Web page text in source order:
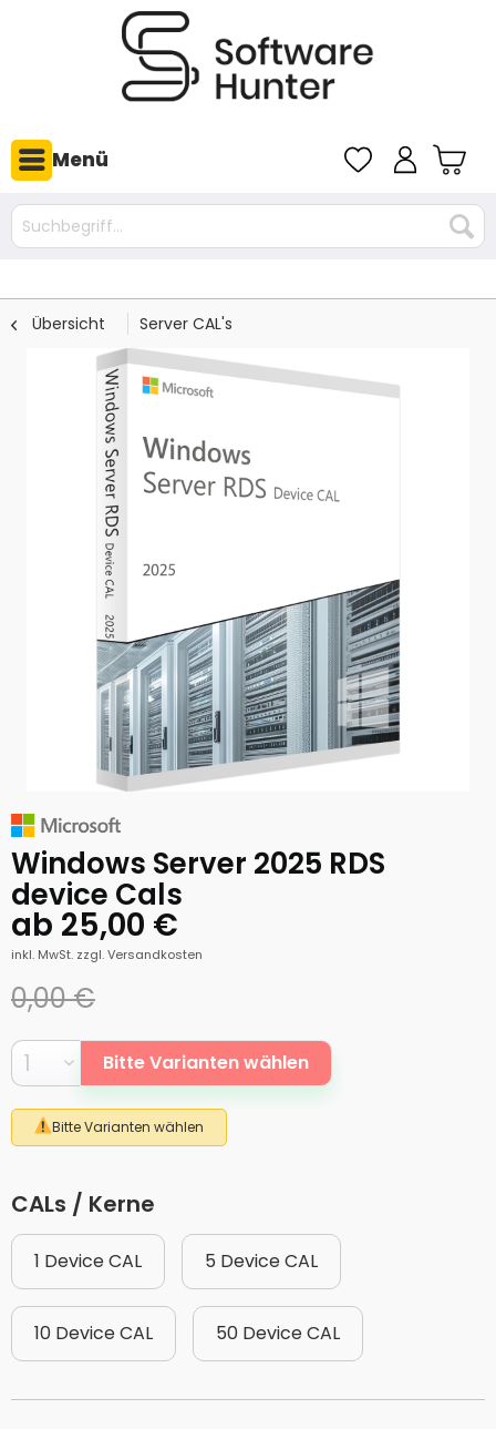
Menü
Übersicht Server CAL's
Windows Server 2025 RDS
device Cals
ab 25,00 €
inkl. MwSt. zzgl. Versandkosten
0,00 €
Bitte Varianten wählen
Bitte Varianten wählen
CALs / Kerne
1 Device CAL 5 Device CAL
10 Device CAL 50 Device CAL